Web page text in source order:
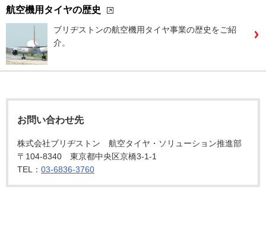
航空機用タイヤの歴史
ブリヂストンの航空機用タイヤ事業の歴史をご紹
介。
お問い合わせ先
株式会社ブリヂストン 航空タイヤ・ソリューション推進部
〒104-8340 東京都中央区京橋3-1-1
TEL： 03-6836-3760